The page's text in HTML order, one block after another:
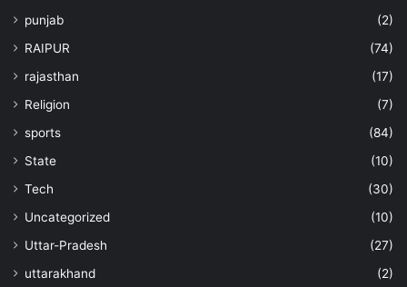
punjab
(2)
RAIPUR
(74)
rajasthan
(17)
Religion
(7)
sports
(84)
State
(10)
Tech
(30)
Uncategorized
(10)
Uttar-Pradesh
(27)
uttarakhand
(2)